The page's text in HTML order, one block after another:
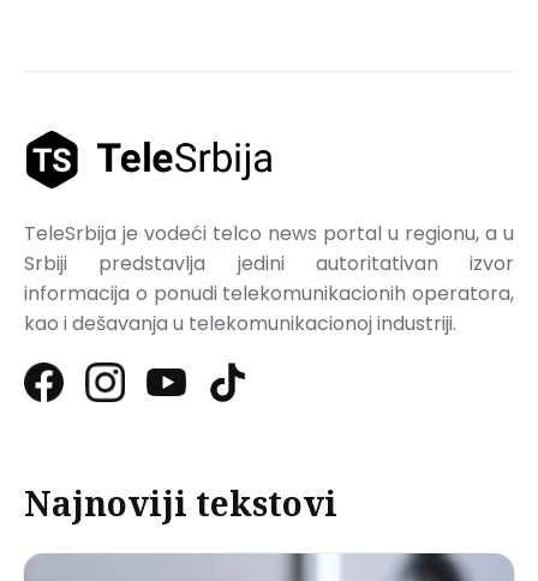
TeleSrbija je vodeći telco news portal u regionu, a u
Srbiji predstavlja jedini autoritativan izvor
informacija o ponudi telekomunikacionih operatora,
kao i dešavanja u telekomunikacionoj industriji.
Najnoviji tekstovi